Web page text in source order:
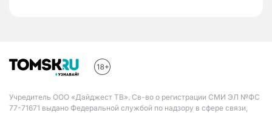
Учредитель ООО «Дайджест ТВ». Св-во о регистрации СМИ ЭЛ №ФС
77-71671 выдано Федеральной службой по надзору в сфере связи,